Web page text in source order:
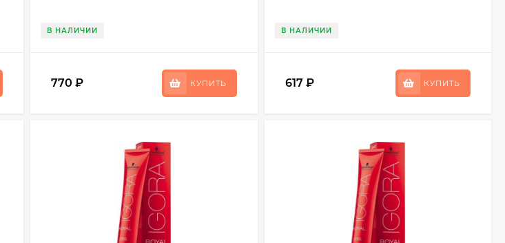
В НАЛИЧИИ
770₽ КУПИТЬ
В НАЛИЧИИ
617 ₽ КУПИТЬ